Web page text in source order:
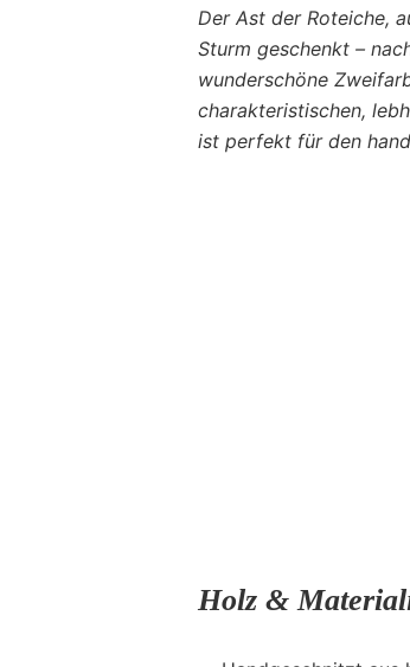
Der Ast der Roteiche,
Sturm geschenkt –
wunderschöne
charakteristischen,
ist perfekt für den
Holz &